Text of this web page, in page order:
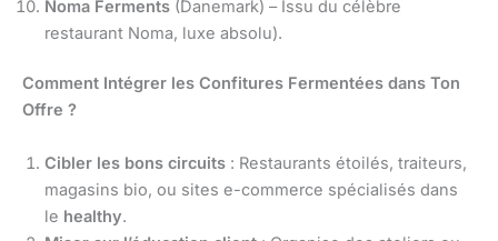
Noma Ferments (Danemark) – Issu du célèbre
restaurant Noma, luxe absolu).
Comment Intégrer les Confitures Fermentées dans Ton
Offre ?
Cibler les bons circuits : Restaurants étoilés, traiteurs,
magasins bio, ou sites e-commerce spécialisés dans
le healthy.